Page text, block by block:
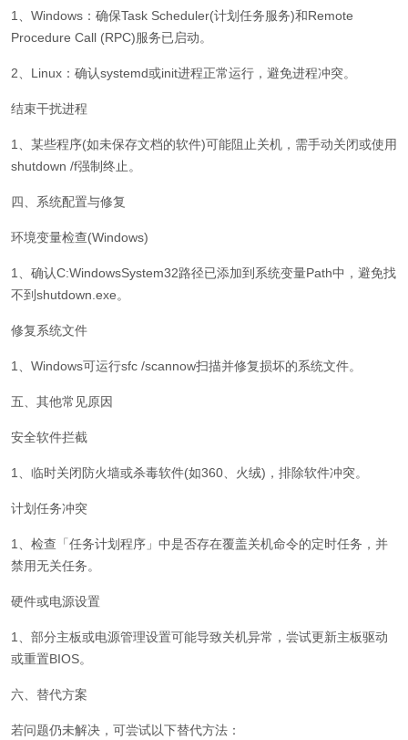
1、Windows：确保Task Scheduler(计划任务服务)和Remote
Procedure Call (RPC)服务已启动。
2、Linux：确认systemd或init进程正常运行，避免进程冲突。
结束干扰进程
1、某些程序(如未保存文档的软件)可能阻止关机，需手动关闭或使用
shutdown /f强制终止。
四、系统配置与修复
环境变量检查(Windows)
1、确认C:WindowsSystem32路径已添加到系统变量Path中，避免找
不到shutdown.exe。
修复系统文件
1、Windows可运行sfc /scannow扫描并修复损坏的系统文件。
五、其他常见原因
安全软件拦截
1、临时关闭防火墙或杀毒软件(如360、火绒)，排除软件冲突。
计划任务冲突
1、检查「任务计划程序」中是否存在覆盖关机命令的定时任务，并
禁用无关任务。
硬件或电源设置
1、部分主板或电源管理设置可能导致关机异常，尝试更新主板驱动
或重置BIOS。
六、替代方案
若问题仍未解决，可尝试以下替代方法：